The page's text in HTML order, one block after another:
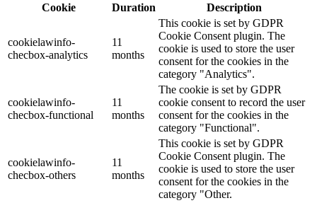
Cookie
Duration Description
cookielawinfo-
checbox-analytics
11
months
This cookie is set by GDPR
Cookie Consent plugin. The
cookie is used to store the user
consent for the cookies in the
category "Analytics".
cookielawinfo-
checbox-functional
11
months
The cookie is set by GDPR
cookie consent to record the user
consent for the cookies in the
category "Functional".
cookielawinfo-
checbox-others
11
months
This cookie is set by GDPR
Cookie Consent plugin. The
cookie is used to store the user
consent for the cookies in the
category "Other.